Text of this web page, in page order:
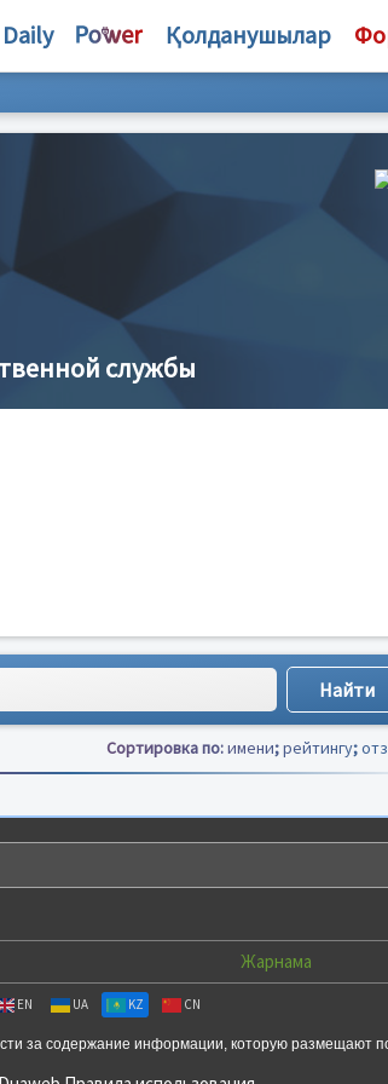
Daily Қолданушылар
службы
Сортировка по:имени;рейтингу;
Жарнама
EN UA KZ CN
за содержание информации, которую размещают